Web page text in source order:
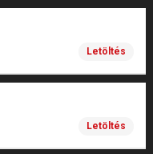
Letöltés
Letöltés